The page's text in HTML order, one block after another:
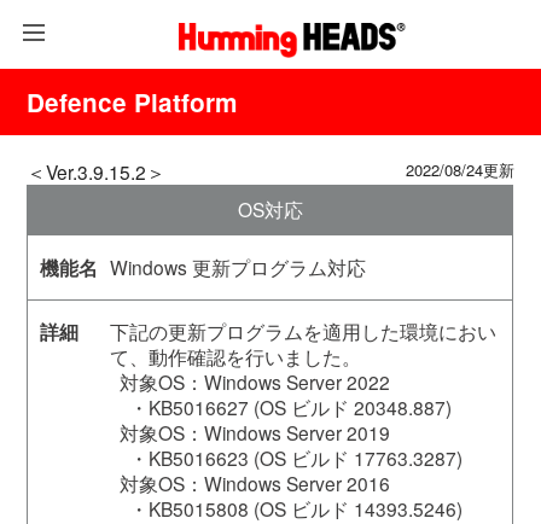
Defence Platform
＜Ver.3.9.15.2＞ 2022/08/24更新
OS対応
Windows 更新プログラム対応
下記の更新プログラムを適用した環境におい
て、動作確認を行いました。
対象OS：Windows Server 2022
・KB5016627 (OS ビルド 20348.887)
対象OS：Windows Server 2019
・KB5016623 (OS ビルド 17763.3287)
対象OS：Windows Server 2016
・KB5015808 (OS ビルド 14393.5246)